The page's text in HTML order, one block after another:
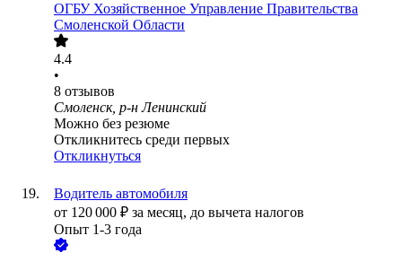
ОГБУ Хозяйственное Управление Правительства
Смоленской Области
4.4
•
8 отзывов
Смоленск, р-н Ленинский
Можно без резюме
Откликнитесь среди первых
Откликнуться
Водитель автомобиля
от 120 000 ₽ за месяц, до вычета налогов
Опыт 1-3 года